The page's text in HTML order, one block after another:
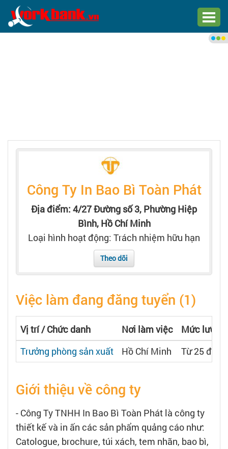
Trang chủ
Tìm việc làm
Tạo hồ sơ
Bạn cần tuyển người
Nhà tuyển dụng
Công Ty In Bao Bì Toàn Phát
Địa điểm: 4/27 Đường số 3, Phường Hiệp
Bình, Hồ Chí Minh
Loại hình hoạt động: Trách nhiệm hữu hạn
Theo dõi
Việc làm đang đăng tuyển (1)
Vị trí / Chức danh Nơi làm việc
Mức lương
Trưởng phòng sản xuất
Hồ Chí Minh Từ 25 đến
Giới thiệu về công ty
- Công Ty TNHH In Bao Bì Toàn Phát là công ty
thiết kế và in ấn các sản phẩm quảng cáo như:
Catologue, brochure, túi xách, tem nhãn, bao bì,